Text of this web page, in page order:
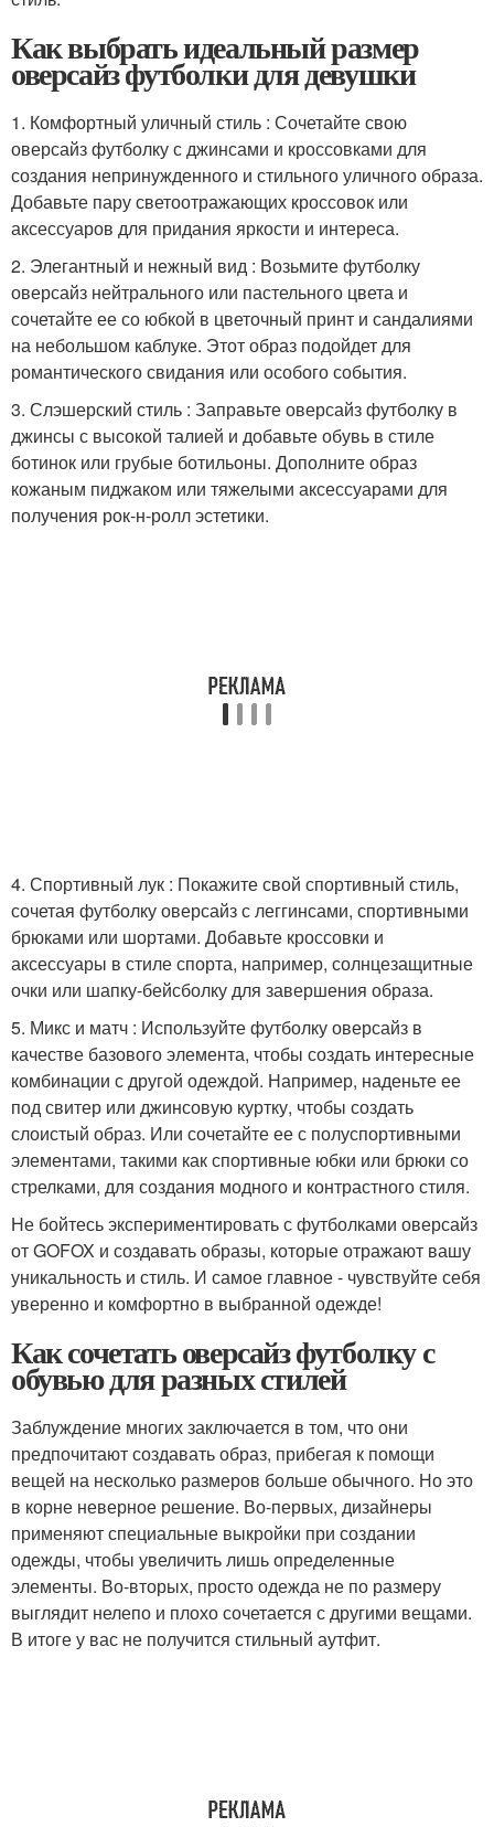
Как выбрать идеальный размер
оверсайз футболки для девушки
1. Комфортный уличный стиль : Сочетайте свою
оверсайз футболку с джинсами и кроссовками для
создания непринужденного и стильного уличного образа.
Добавьте пару светоотражающих кроссовок или
аксессуаров для придания яркости и интереса.
2. Элегантный и нежный вид : Возьмите футболку
оверсайз нейтрального или пастельного цвета и
сочетайте ее со юбкой в цветочный принт и сандалиями
на небольшом каблуке. Этот образ подойдет для
романтического свидания или особого события.
3. Слэшерский стиль : Заправьте оверсайз футболку в
джинсы с высокой талией и добавьте обувь в стиле
ботинок или грубые ботильоны. Дополните образ
кожаным пиджаком или тяжелыми аксессуарами для
получения рок-н-ролл эстетики.
4. Спортивный лук : Покажите свой спортивный стиль,
сочетая футболку оверсайз с леггинсами, спортивными
брюками или шортами. Добавьте кроссовки и
аксессуары в стиле спорта, например, солнцезащитные
очки или шапку-бейсболку для завершения образа.
5. Микс и матч : Используйте футболку оверсайз в
качестве базового элемента, чтобы создать интересные
комбинации с другой одеждой. Например, наденьте ее
под свитер или джинсовую куртку, чтобы создать
слоистый образ. Или сочетайте ее с полуспортивными
элементами, такими как спортивные юбки или брюки со
стрелками, для создания модного и контрастного стиля.
Не бойтесь экспериментировать с футболками оверсайз
от GOFOX и создавать образы, которые отражают вашу
уникальность и стиль. И самое главное - чувствуйте себя
уверенно и комфортно в выбранной одежде!
Как сочетать оверсайз футболку с
обувью для разных стилей
Заблуждение многих заключается в том, что они
предпочитают создавать образ, прибегая к помощи
вещей на несколько размеров больше обычного. Но это
в корне неверное решение. Во-первых, дизайнеры
применяют специальные выкройки при создании
одежды, чтобы увеличить лишь определенные
элементы. Во-вторых, просто одежда не по размеру
выглядит нелепо и плохо сочетается с другими вещами.
В итоге у вас не получится стильный аутфит.